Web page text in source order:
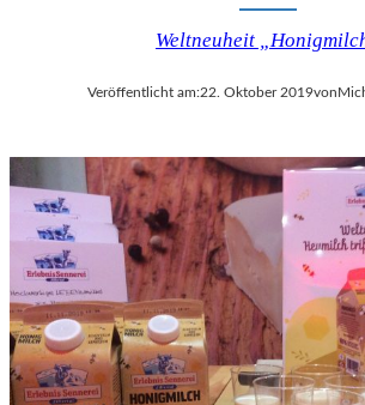
Weltneuheit
Veröffentlicht am:22. Oktober 2019von